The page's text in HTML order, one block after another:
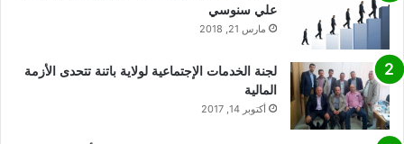
علي سنوسي
مارس 21, 2018
لجنة الخدمات الإجتماعية لولاية باتنة تتحدى الأزمة
المالية
أكتوبر 14, 2017